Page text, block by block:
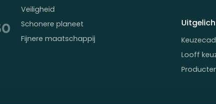
Veiligheid
Schonere planeet
Fijnere maatschappij
Looff